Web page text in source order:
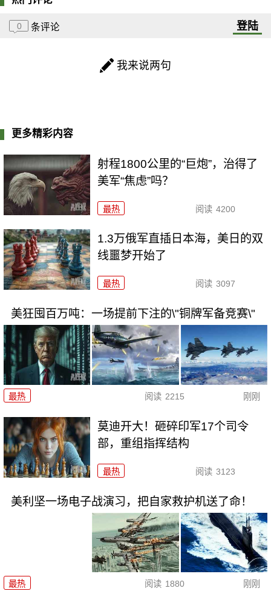
0 条评论 登陆
我来说两句
更多精彩内容
射程1800公里的“巨炮”，治得了
美军“焦虑”吗？
最热 阅读 4200
1.3万俄军直插日本海，美日的双
线噩梦开始了
最热 阅读 3097
美狂囤百万吨：一场提前下注的\"铜牌军备竞赛\"
最热 阅读 2215 刚刚
莫迪开大！砸碎印军17个司令
部，重组指挥结构
最热 阅读 3123
美利坚一场电子战演习，把自家救护机送了命！
最热 阅读 1880 刚刚